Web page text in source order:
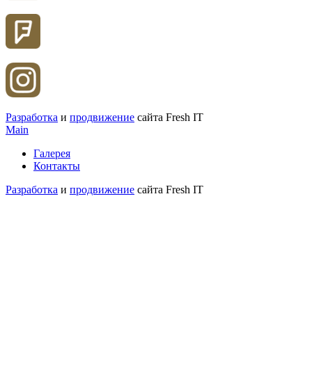
Разработка и продвижение сайта Fresh IT
Main
Галерея
Контакты
Разработка и продвижение сайта Fresh IT